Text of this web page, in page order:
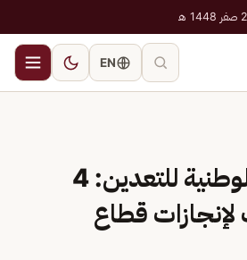
EN
رئيس اللجنة الوطنية للتعدين: 4
لإنجازات قطاع